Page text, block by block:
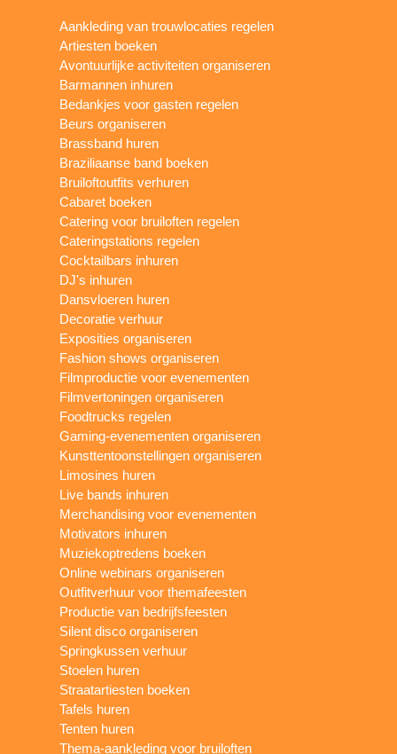
Aankleding van trouwlocaties regelen
Artiesten boeken
Avontuurlijke activiteiten organiseren
Barmannen inhuren
Bedankjes voor gasten regelen
Beurs organiseren
Brassband huren
Braziliaanse band boeken
Bruiloftoutfits verhuren
Cabaret boeken
Catering voor bruiloften regelen
Cateringstations regelen
Cocktailbars inhuren
DJ's inhuren
Dansvloeren huren
Decoratie verhuur
Exposities organiseren
Fashion shows organiseren
Filmproductie voor evenementen
Filmvertoningen organiseren
Foodtrucks regelen
Gaming-evenementen organiseren
Kunsttentoonstellingen organiseren
Limosines huren
Live bands inhuren
Merchandising voor evenementen
Motivators inhuren
Muziekoptredens boeken
Online webinars organiseren
Outfitverhuur voor themafeesten
Productie van bedrijfsfeesten
Silent disco organiseren
Springkussen verhuur
Stoelen huren
Straatartiesten boeken
Tafels huren
Tenten huren
Thema-aankleding voor bruiloften